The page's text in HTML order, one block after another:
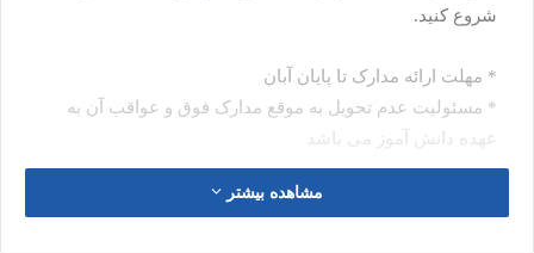
شروع کنید.
* مهلت ارائه مدارک تا پایان آبان
* مسئولیت عدم تحویل به موقع مدارک فوق و عواقب آن به
عهده دانش آموز می باشد
مشاهده بیشتر